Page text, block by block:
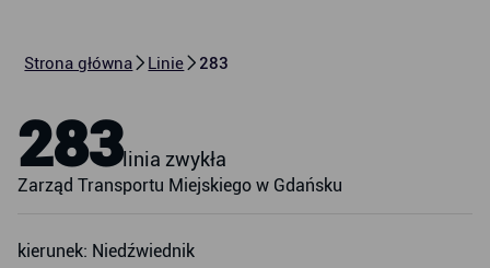
Strona główna Linie 283
283linia zwykła
Zarząd Transportu Miejskiego w Gdańsku
kierunek: Niedźwiednik